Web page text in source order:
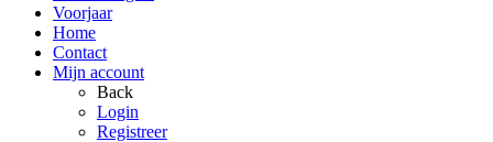
Voorjaar
Home
Contact
Mijn account
Back
Login
Registreer